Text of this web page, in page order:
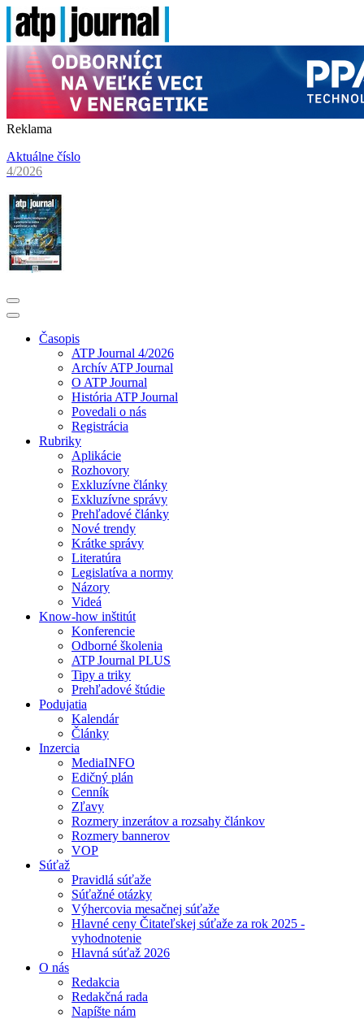
Reklama
Aktuálne číslo
4/2026
Časopis
ATP Journal 4/2026
Archív ATP Journal
O ATP Journal
História ATP Journal
Povedali o nás
Registrácia
Rubriky
Aplikácie
Rozhovory
Exkluzívne články
Exkluzívne správy
Prehľadové články
Nové trendy
Krátke správy
Literatúra
Legislatíva a normy
Názory
Videá
Know-how inštitút
Konferencie
Odborné školenia
ATP Journal PLUS
Tipy a triky
Prehľadové štúdie
Podujatia
Kalendár
Články
Inzercia
MediaINFO
Edičný plán
Cenník
Zľavy
Rozmery inzerátov a rozsahy článkov
Rozmery bannerov
VOP
Súťaž
Pravidlá súťaže
Súťažné otázky
Výhercovia mesačnej súťaže
Hlavné ceny Čitateľskej súťaže za rok 2025 -
vyhodnotenie
Hlavná súťaž 2026
O nás
Redakcia
Redakčná rada
Napíšte nám